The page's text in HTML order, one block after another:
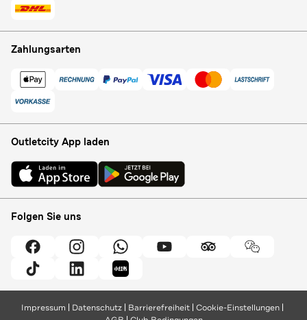
Zahlungsarten
Outletcity App laden
Folgen Sie uns
Impressum Datenschutz Barrierefreiheit Cookie-Einstellungen